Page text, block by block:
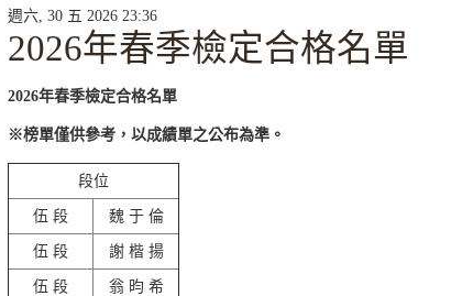
週六, 30 五 2026 23:36
2026年春季檢定合格名單
2026年春季檢定合格名單
※榜單僅供參考，以成績單之公布為準。
段位
伍 段 魏 于 倫
伍 段 謝 楷 揚
伍 段 翁 昀 希